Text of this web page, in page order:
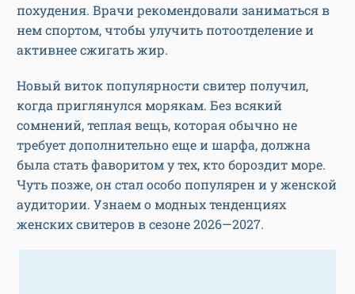
похудения. Врачи рекомендовали заниматься в
нем спортом, чтобы улучить потоотделение и
активнее сжигать жир.
Новый виток популярности свитер получил,
когда приглянулся морякам. Без всякий
сомнений, теплая вещь, которая обычно не
требует дополнительно еще и шарфа, должна
была стать фаворитом у тех, кто бороздит море.
Чуть позже, он стал особо популярен и у женской
аудитории. Узнаем о модных тенденциях
женских свитеров в сезоне 2026—2027.